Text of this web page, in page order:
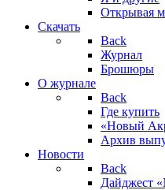
Открывая
Скачать
Back
Журнал
Брошюры
О журнале
Back
Где купить
«Новый
Архив
Новости
Back
Дайджест